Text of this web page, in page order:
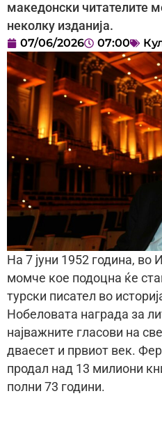
македонски читателите
неколку изданија.
07/06/2026 07:00
На 7 јуни 1952 година, во
момче кое подоцна ќе
турски писател во
Нобеловата награда за
најважните гласови на
дваесет и првиот век.
продал над 13 милиони
полни 73 години.